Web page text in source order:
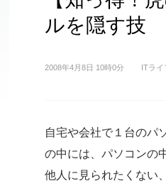
ルを隠す技
2008年4月8日 10時0分 ITライ
自宅や会社で１台のパ
の中には、パソコンの
他人に見られたくない